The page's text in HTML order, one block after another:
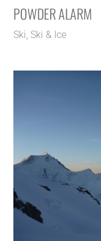
POWDER ALARM
Ski,Ski & Ice